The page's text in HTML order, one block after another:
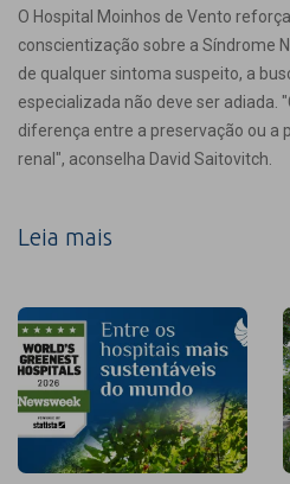
O Hospital Moinhos de Vento
conscientização sobre a Síndrome
de qualquer sintoma suspeito, a
especializada não deve ser adiada.
diferença entre a preservação ou a
renal", aconselha David Saitovitch.
Leia mais